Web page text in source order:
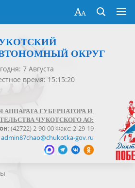
ОКРУГ
7 Августа
время: 15:15:20
АППАРАТА ГУБЕРНАТОРА И
ЧУКОТСКОГО АО:
: (42722) 2-90-00 Факс: 2-29-19
admin87chao@chukotka-gov.ru